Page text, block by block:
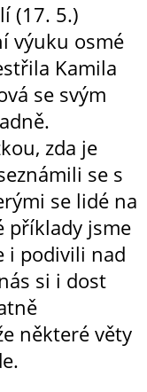
(17. 5.)
výuku osmé
Kamila
se svým
zda je
se s
se lidé na
příklady jsme
i podivili nad
si i dost
některé věty